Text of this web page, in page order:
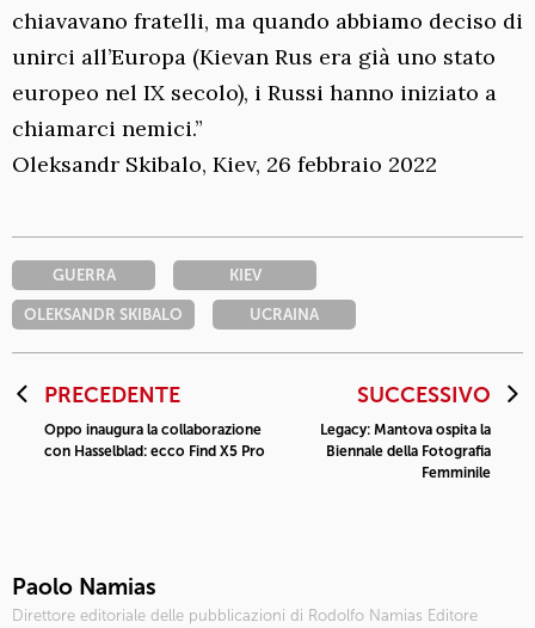
chiavavano fratelli, ma quando abbiamo deciso di
unirci all’Europa (Kievan Rus era già uno stato
europeo nel IX secolo), i Russi hanno iniziato a
chiamarci nemici.”
Oleksandr Skibalo, Kiev, 26 febbraio 2022
GUERRA KIEV
OLEKSANDR SKIBALO UCRAINA
PRECEDENTE
Oppo inaugura la collaborazione
con Hasselblad: ecco Find X5 Pro
SUCCESSIVO
Legacy: Mantova ospita la
Biennale della Fotografia
Femminile
Paolo Namias
Direttore editoriale delle pubblicazioni di Rodolfo Namias Editore